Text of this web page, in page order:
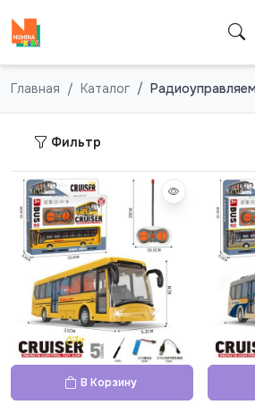
Главная Каталог
Фильтр
В Корзину